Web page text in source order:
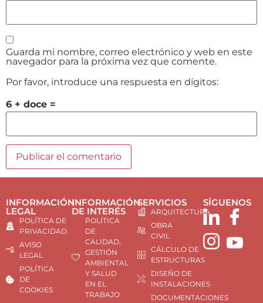
Guarda mi nombre, correo electrónico y web en este
navegador para la próxima vez que comente.
Por favor, introduce una respuesta en dígitos:
6 + doce =
INFORMACIÓN
LEGAL
POLÍTICA DE
PRIVACIDAD
AVISO
LEGAL
POLÍTICA
DE
COOKIES
INFORMACIÓN
DE INTERÉS
POLÍTICA
DE
CALIDAD,
GESTIÓN
AMBIENTAL
Y SALUD
EN EL
TRABAJO
SERVICIOS
ARQUITECTURA
OBRA
CIVIL
CÁLCULO DE
ESTRUCTURAS
DISEÑO DE
INSTALACIONES
DOCUMENTACIONES
SÍGUENOS